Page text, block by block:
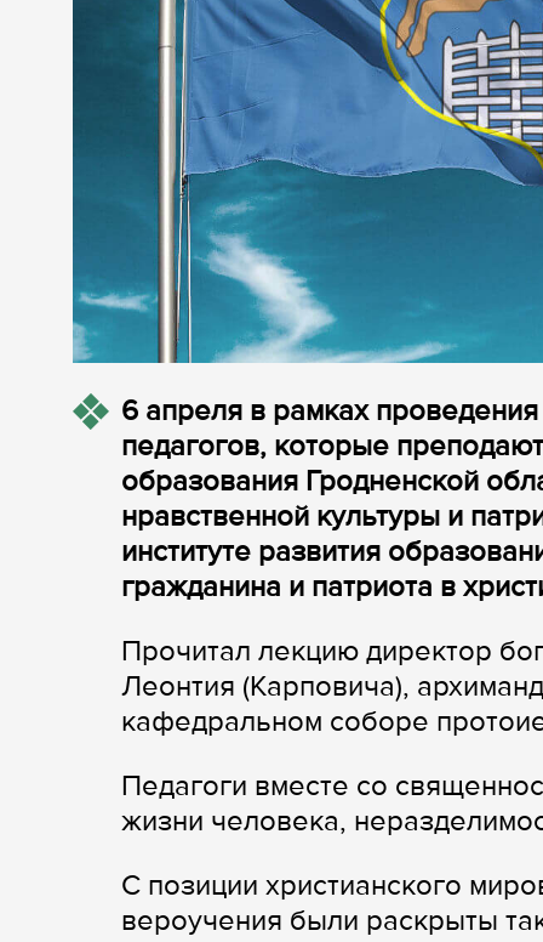
6 апреля в рамках
педагогов, которые
образования Гродненской
нравственной культуры и
институте развития
гражданина и патриота в
Прочитал лекцию директор
Леонтия (Карповича),
кафедральном соборе
Педагоги вместе со
жизни человека,
С позиции христианского
вероучения были раскрыты